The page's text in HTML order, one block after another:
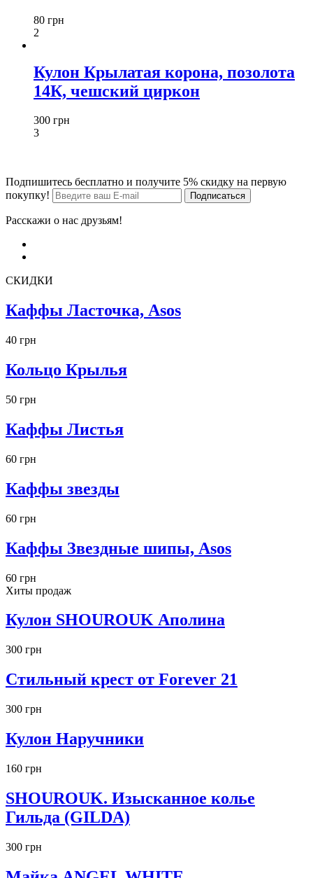
80 грн
2
Кулон Крылатая корона, позолота
14К, чешский циркон
300 грн
3
Подпишитесь бесплатно и получите 5% скидку на первую
покупку!
Расскажи о нас друзьям!
СКИДКИ
Каффы Ласточка, Asos
40 грн
Кольцо Крылья
50 грн
Каффы Листья
60 грн
Каффы звезды
60 грн
Каффы Звездные шипы, Asos
60 грн
Хиты продаж
Кулон SHOUROUK Аполина
300 грн
Стильный крест от Forever 21
300 грн
Кулон Наручники
160 грн
SHOUROUK. Изысканное колье
Гильда (GILDA)
300 грн